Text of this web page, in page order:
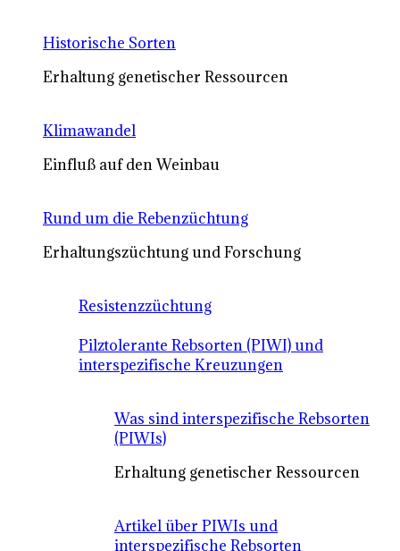
Historische Sorten
Erhaltung genetischer Ressourcen
Klimawandel
Einfluß auf den Weinbau
Rund um die Rebenzüchtung
Erhaltungszüchtung und Forschung
Resistenzzüchtung
Pilztolerante Rebsorten (PIWI) und
interspezifische Kreuzungen
Was sind interspezifische Rebsorten
(PIWIs)
Erhaltung genetischer Ressourcen
Artikel über PIWIs und
interspezifische Rebsorten